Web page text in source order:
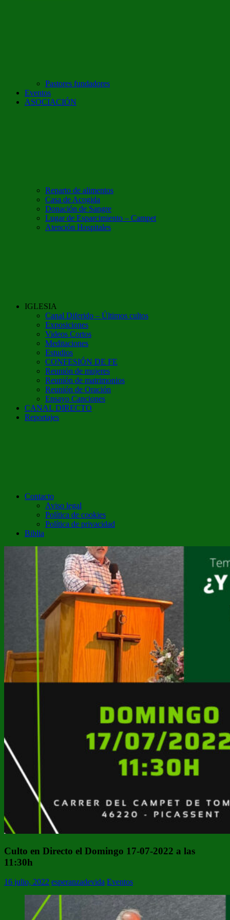
Pastores fundadores
Eventos
ASOCIACIÓN
Reparto de alimentos
Casa de Acogida
Donación de Sangre
Lugar de Esparcimiento – Campet
Atención Hospitales
IGLESIA
Canal Diferido – Últimos cultos
Exposiciones
Videos Cortos
Meditaciones
Estudios
CONFESIÓN DE FE
Reunión de mujeres
Reunión de matrimonios
Reunión de Oración
Ensayo Canciones
CANAL DIRECTO
Reportajes
Contacto
Aviso legal
Política de cookies
Política de privacidad
Biblia
Culto en Directo el Domingo 17-07-2022 a las
11:30h
16 julio, 2022 esperanzadevida Eventos